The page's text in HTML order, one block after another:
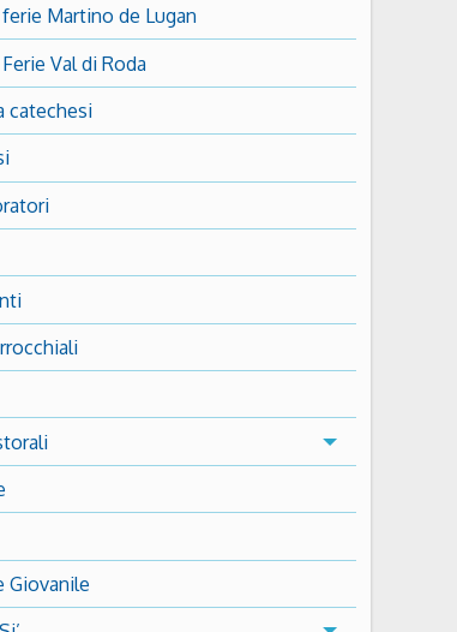
ferie Martino de Lugan
Val di Roda
catechesi
Giovanile